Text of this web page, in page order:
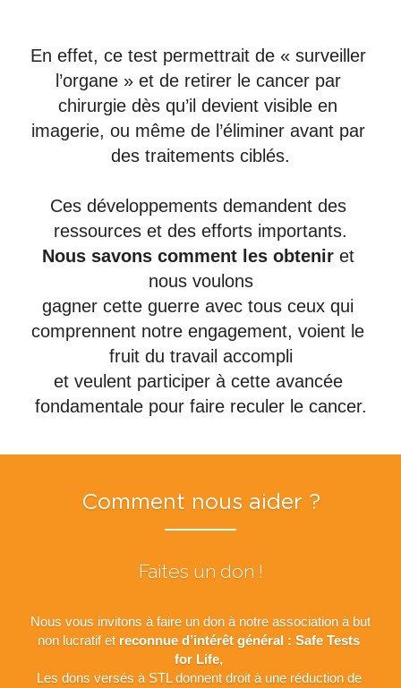
En effet, ce test permettrait de « surveiller
l’organe » et de retirer le cancer par
chirurgie dès qu’il devient visible en
imagerie, ou même de l’éliminer avant par
des traitements ciblés.
Ces développements demandent des
ressources et des efforts importants.
Nous savons comment les obtenir et
nous voulons
gagner cette guerre avec tous ceux qui
comprennent notre engagement, voient le
fruit du travail accompli
et veulent participer à cette avancée
fondamentale pour faire reculer le cancer.
Comment nous aider ?
Faites un don !
Nous vous invitons à faire un don à notre association à but
non lucratif et reconnue d’intérêt général : Safe Tests
for Life,
Les dons versés à STL donnent droit à une réduction de